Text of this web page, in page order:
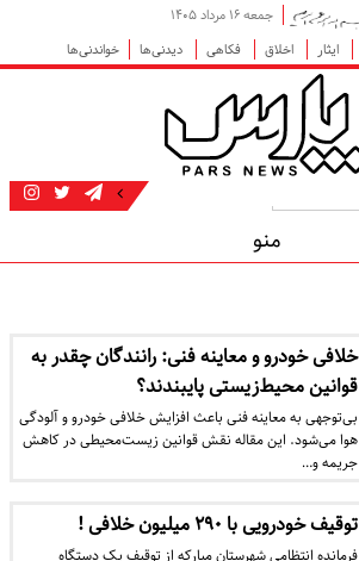
جمعه ۱۶ مرداد ۱۴۰۵
ایثار اخلاق فکاهی دیدنی‌ها خواندنی‌ها
منو
خلافی خودرو و معاینه فنی: رانندگان چقدر به
قوانین محیط‌زیستی پایبندند؟
بی‌توجهی به معاینه فنی باعث افزایش خلافی خودرو و آلودگی
هوا می‌شود. این مقاله نقش قوانین زیست‌محیطی در کاهش
جریمه و…
توقیف خودرویی با ۲۹۰ میلیون خلافی !
فرمانده انتظامی شهرستان مبارکه از توقیف یک دستگاه